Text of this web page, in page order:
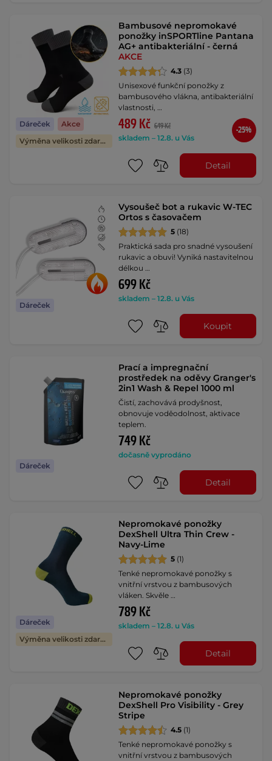
Dáreček
Akce
Výměna velikosti zdarma
Bambusové nepromokavé
ponožky inSPORTline Pantana
AG+ antibakteriální - černá
AKCE
4.3 (3)
Unisexové funkční ponožky z
bambusového vlákna, antibakteriální
vlastnosti, …
489 Kč 649 Kč
skladem – 12.8. u Vás
-25%
Detail
Dáreček
Vysoušeč bot a rukavic W-TEC
Ortos s časovačem
5 (18)
Praktická sada pro snadné vysoušení
rukavic a obuvi! Vyniká nastavitelnou
délkou …
699 Kč
skladem – 12.8. u Vás
Koupit
Dáreček
Prací a impregnační
prostředek na oděvy Granger's
2in1 Wash & Repel 1000 ml
Čistí, zachovává prodyšnost,
obnovuje voděodolnost, aktivace
teplem.
749 Kč
dočasně vyprodáno
Detail
Dáreček
Výměna velikosti zdarma
Nepromokavé ponožky
DexShell Ultra Thin Crew -
Navy-Lime
5 (1)
Tenké nepromokavé ponožky s
vnitřní vrstvou z bambusových
vláken. Skvěle …
789 Kč
skladem – 12.8. u Vás
Detail
Nepromokavé ponožky
DexShell Pro Visibility - Grey
Stripe
4.5 (1)
Tenké nepromokavé ponožky s
vnitřní vrstvou z bambusových